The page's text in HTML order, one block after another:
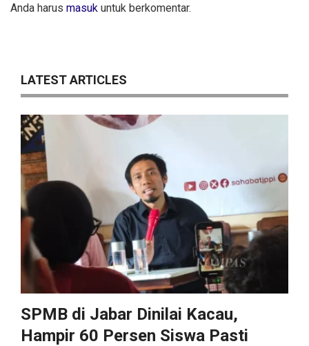
Anda harus masuk untuk berkomentar.
LATEST ARTICLES
SPMB di Jabar Dinilai Kacau,
Hampir 60 Persen Siswa Pasti